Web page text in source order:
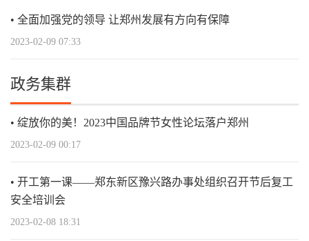
全面加强党的领导 让郑州发展有方向有保障
2023-02-09 07:33
政务集群
绽放你的美！2023中国品牌节女性论坛落户郑州
2023-02-09 00:17
开工第一课——郑东新区豫兴路办事处组织召开节后复工
安全培训会
2023-02-08 18:31